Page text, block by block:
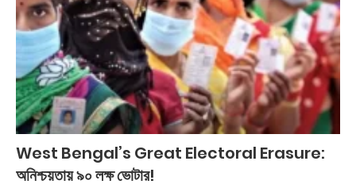
West Bengal’s Great Electoral Erasure:
অনিশ্চয়তায় ৯০ লক্ষ ভোটার!